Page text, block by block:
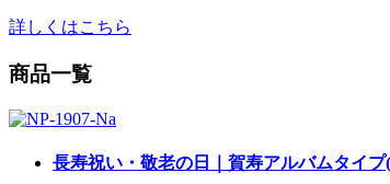
詳しくはこちら
商品一覧
長寿祝い・敬老の日｜賀寿アルバムタイプ